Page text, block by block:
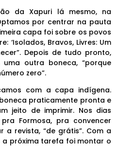
da Xapuri lá mesmo, na
por centrar na pauta
capa foi sobre os povos
‘Isolados, Bravos, Livres: Um
Depois de tudo pronto,
outra boneca, “porque
zero”.
com a capa indígena.
praticamente pronta e
jeito de imprimir. Nos dias
Formosa, pra convencer
a revista, “de grátis”. Com a
a próxima tarefa foi montar o